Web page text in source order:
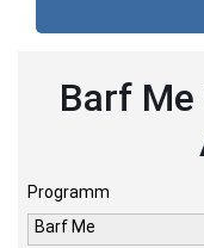
Barf
Programm
Barf Me